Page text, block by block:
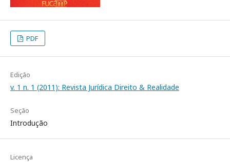
PDF
Edição
v. 1 n. 1 (2011): Revista Jurídica Direito & Realidade
Seção
Introdução
Licença